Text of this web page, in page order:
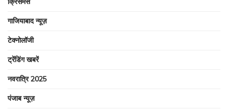
गाजियाबाद न्यूज़
टेक्नोलॉजी
ट्रेंडिंग खबरें
नवरात्रि 2025
पंजाब न्यूज़